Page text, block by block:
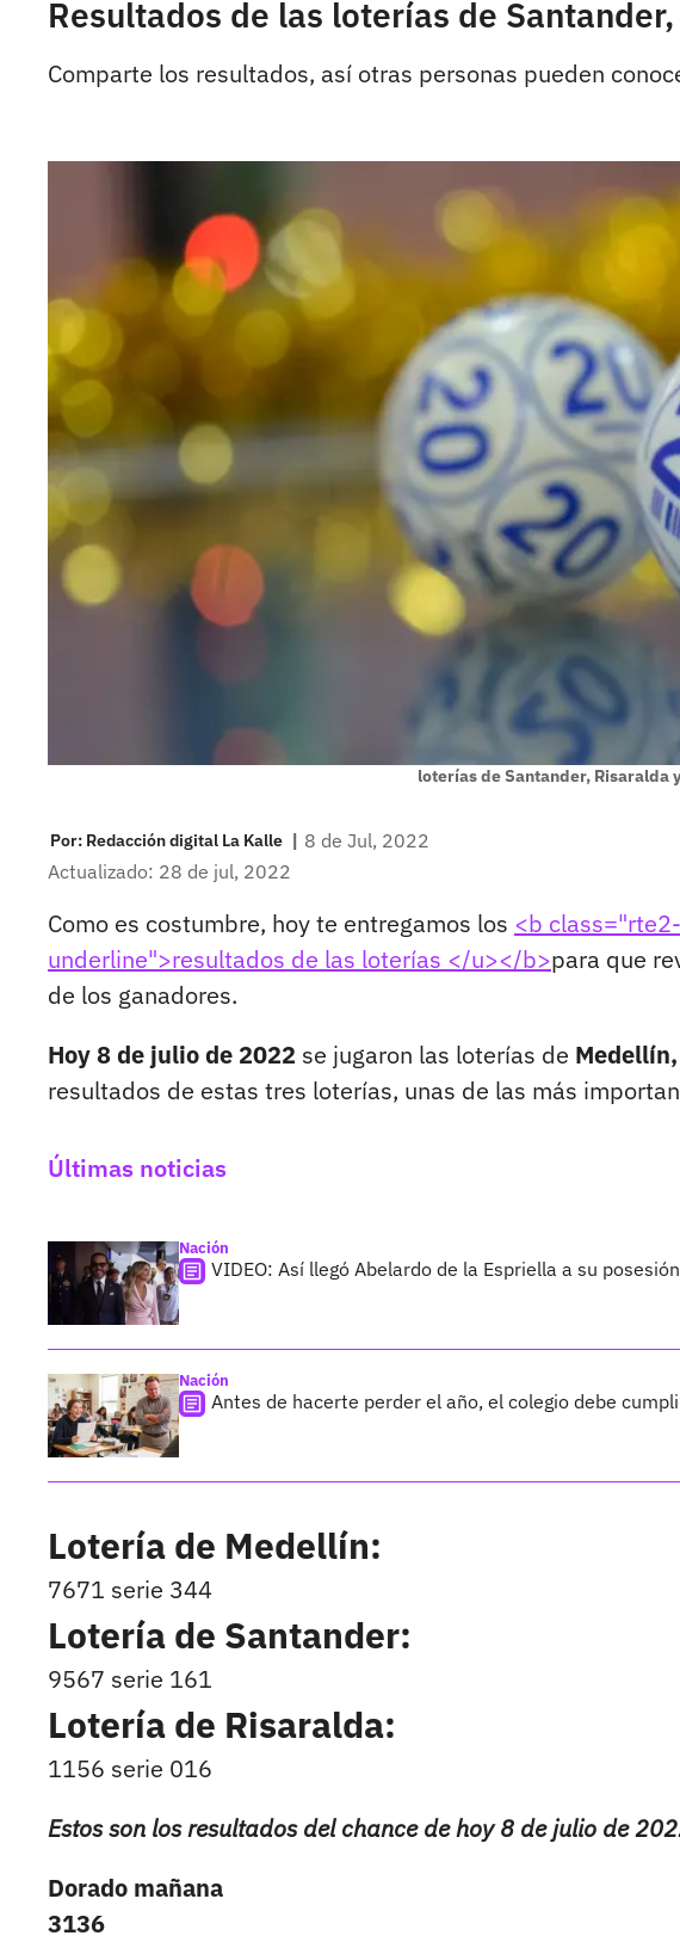
Resultados de las loterías de
Comparte los resultados, así otras personas pueden
loterías de Santander, Risaralda
Por: Redacción digital La Kalle | 8 de Jul, 2022
Actualizado: 28 de jul, 2022
Como es costumbre, hoy te entregamos los <b
underline">resultados de las loterías </u></b>para que
de los ganadores.
Hoy 8 de julio de 2022 se jugaron las loterías de
resultados de estas tres loterías, unas de las más
Últimas noticias
Nación
VIDEO: Así llegó Abelardo de la Espriella a su
Nación
Antes de hacerte perder el año, el colegio debe
Lotería de Medellín:
7671 serie 344
Lotería de Santander:
9567 serie 161
Lotería de Risaralda:
1156 serie 016
Estos son los resultados del chance de hoy 8 de julio de
Dorado mañana
3136